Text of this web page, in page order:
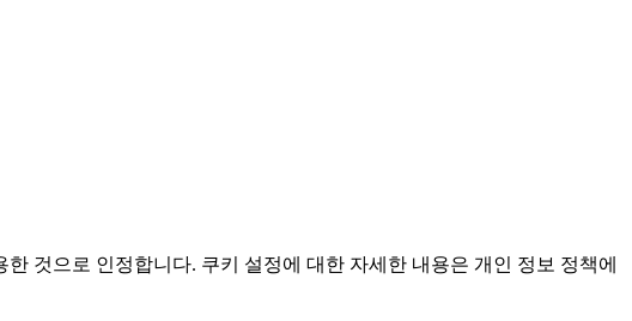
것으로 인정합니다. 쿠키 설정에 대한 자세한 내용은 개인 정보 정책에